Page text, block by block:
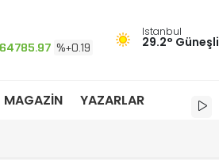
64785.97 %+0.19
Istanbul
29.2° Güneşli
MAGAZİN YAZARLAR